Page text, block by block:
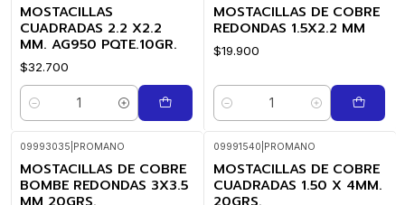
MOSTACILLAS
CUADRADAS 2.2 X2.2
MM. AG950 PQTE.10GR.
$32.700
Cantidad
MOSTACILLAS DE COBRE
REDONDAS 1.5X2.2 MM
$19.900
Cantidad
09993035 PROMANO
MOSTACILLAS DE COBRE
BOMBE REDONDAS 3X3.5
09991540 PROMANO
MOSTACILLAS DE COBRE
CUADRADAS 1.50 X 4MM.